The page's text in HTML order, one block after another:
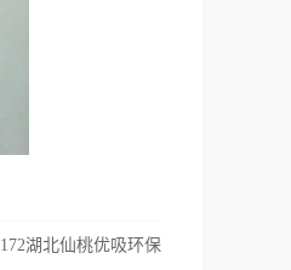
172湖北仙桃优吸环保